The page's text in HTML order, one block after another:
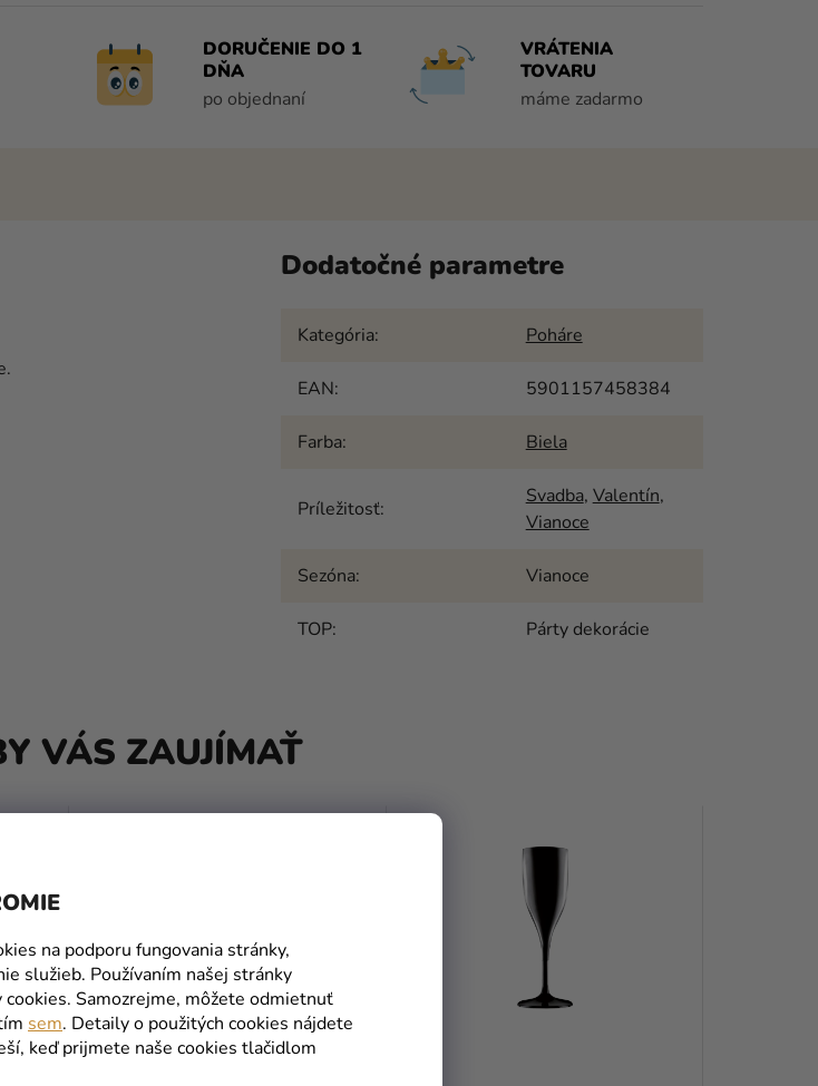
na podporu fungovania stránky,
služieb. Používaním našej stránky
Samozrejme, môžete odmietnuť
sem. Detaily o použitých cookies nájdete
keď prijmete naše cookies tlačidlom
DORUČENIE DO 1
DŇA
po objednaní
VRÁTENIA
TOVARU
máme zadarmo
Dodatočné parametre
Kategória: Poháre
EAN: 5901157458384
Farba: Biela
Príležitosť:
Svadba, Valentín,
Vianoce
Sezóna: Vianoce
TOP: Párty dekorácie
VÁS ZAUJÍMAŤ